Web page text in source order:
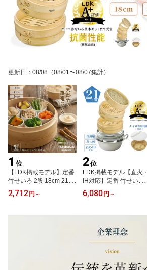
更新日 ： 08/08 （08/01〜08/07集計）
1 位
【LDK掲載モデル】定番
竹せいろ 2段 18cm 21cm
24cm 蒸し器 せいろ紙
（30枚付）_滴水製作所
蒸篭 蒸籠 セイロ 蒸し料
2,712円 ～
2位
LDK掲載モデル【直火・
IH対応】定番 竹せいろ 1
8cm 21cm 2段 大容量 深
型 蒸篭 蒸篭専用鍋 せい
人仕上げ 天然竹 蒸し料
物 蒸し器 本格蒸し鍋セ
ット【当店リピート率 N
o.1】レビュー特典 30%
6,080円 ～